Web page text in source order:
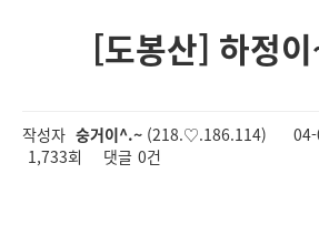
[도봉산] 하정
작성자 숭거이^.~ (218.♡.186.114)
1,733회
댓글 0건